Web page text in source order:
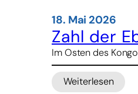
18. Mai 2026
Zahl der
Im Osten des
Weiterlesen
: